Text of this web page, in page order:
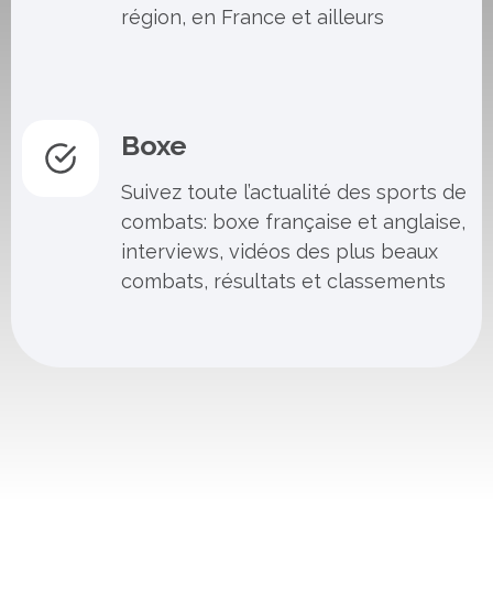
région, en France et ailleurs
Boxe
Suivez toute l’actualité des sports de
combats: boxe française et anglaise,
interviews, vidéos des plus beaux
combats, résultats et classements